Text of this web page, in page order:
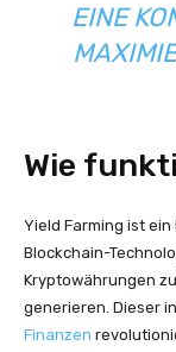
EINE
Wie
Yield Farming ist
Blockchain-
Kryptowährungen
generieren. Dieser
Finanzen